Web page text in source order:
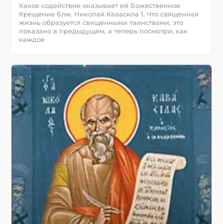
Какое содействие оказывает ей Божественное
Крещение блж. Николай Кавасила 1. Что священная
жизнь образуется священными таинствами, это
показано в предыдущем, а теперь посмотри, как
каждое